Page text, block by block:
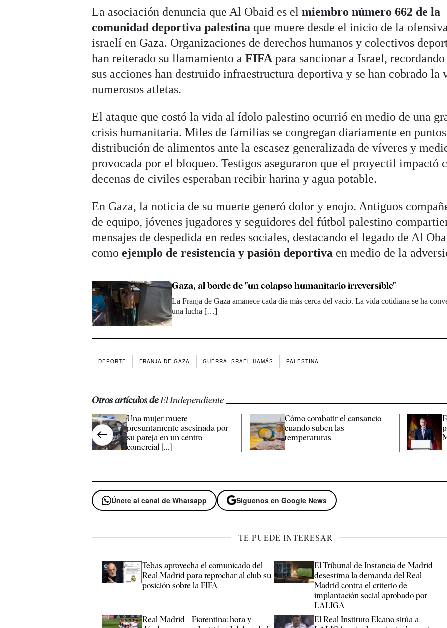
La asociación denuncia que Al Obaid es elmiembro número 662 de la
comunidad deportiva palestina que muere desde el inicio de la ofensiva
israelí en Gaza. Organizaciones de derechos humanos y colectivos
han reiterado su llamamiento aFIFA para sancionar a Israel, recordando
sus acciones han destruido infraestructura deportiva y se han cobrado la
numerosos atletas.
El ataque que costó la vida al ídolo palestino ocurrió en medio de una
crisis humanitaria. Miles de familias se congregan diariamente en
distribución de alimentos ante la escasez generalizada de víveres y
provocada por el bloqueo. Testigos aseguraron que el proyectil impactó
decenas de civiles esperaban recibir harina y agua potable.
En Gaza, la noticia de su muerte generó dolor y enojo. Antiguos
de equipo, jóvenes jugadores y seguidores del fútbol palestino
mensajes de despedida en redes sociales, destacando el legado de Al
comoejemplo de resistencia y pasión deportiva en medio de la
Gaza, al borde de "un colapso humanitario irreversible"
La Franja de Gaza amanece cada día más cerca del vacío. La vida cotidiana se ha
una lucha […]
DEPORTE FRANJA DE GAZA GUERRA ISRAEL HAMÁS PALESTINA
Otros artículos deEl Independiente
Una mujer muere
presuntamente asesinada por
su pareja en un centro
comercial [...]
Cómo combatir el cansancio​
cuando suben las
temperaturas
Únete al canal de Whatsapp Síguenos en Google News
TE PUEDE INTERESAR
Tebas aprovecha el comunicado del
Real Madrid para reprochar al club su
posición sobre la FIFA
El Tribunal de Instancia de Madrid
desestima la demanda del Real
Madrid contra el criterio de
implantación social aprobado por
LALIGA
Real Madrid - Fiorentina: hora y
El Real Instituto Elcano sitúa a